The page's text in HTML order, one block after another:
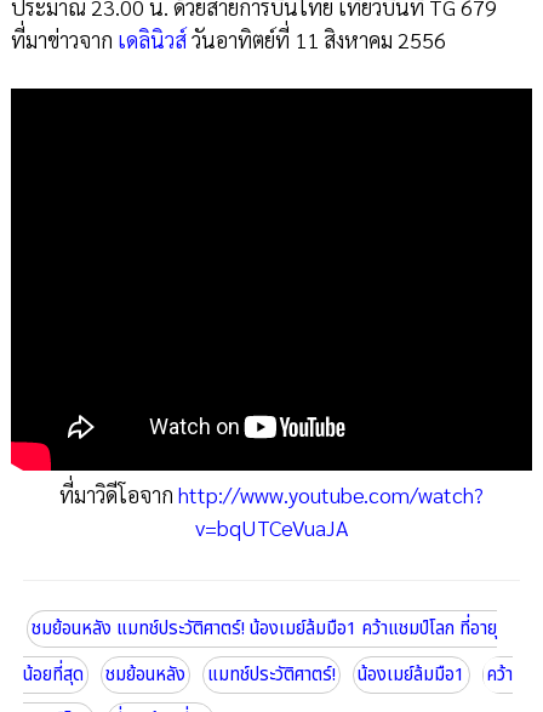
ประมาณ 23.00 น. ด้วยสายการบินไทย เที่ยวบินที่ TG 679
ที่มาข่าวจาก เดลินิวส์วันอาทิตย์ที่ 11 สิงหาคม 2556
ที่มาวิดีโอจาก http://www.youtube.com/watch?
v=bqUTCeVuaJA
ชมย้อนหลัง แมทช์ประวัติศาตร์! น้องเมย์ล้มมือ1 คว้าแชมป์โลก ที่อายุ
น้อยที่สุด
ชมย้อนหลัง แมทช์ประวัติศาตร์! น้องเมย์ล้มมือ1
คว้า